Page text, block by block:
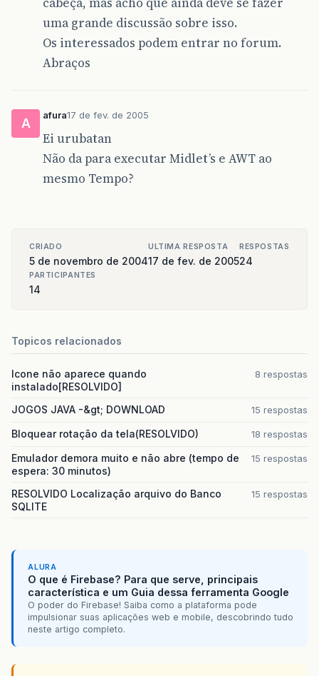
uma grande discussão sobre isso.
Os interessados podem entrar no forum.
Abraços
A
afura17 de fev. de 2005
Ei urubatan
Não da para executar Midlet’s e AWT ao
mesmo Tempo?
CRIADO
5 de novembro de 2004
ULTIMA RESPOSTA
17 de fev. de 2005
RESPOSTAS
24
PARTICIPANTES
14
Topicos relacionados
Icone não aparece quando
instalado[RESOLVIDO]
8 respostas
JOGOS JAVA -&gt; DOWNLOAD 15 respostas
Bloquear rotação da tela(RESOLVIDO) 18 respostas
Emulador demora muito e não abre (tempo de
espera: 30 minutos)
15 respostas
RESOLVIDO Localização arquivo do Banco
SQLITE
15 respostas
ALURA
O que é Firebase? Para que serve, principais
característica e um Guia dessa ferramenta Google
O poder do Firebase! Saiba como a plataforma pode
impulsionar suas aplicações web e mobile, descobrindo tudo
neste artigo completo.